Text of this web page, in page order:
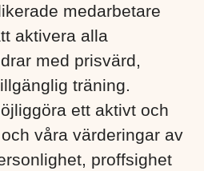
medarbetare
aktivera alla
med prisvärd,
träning.
ett aktivt och
våra värderingar av
proffsighet